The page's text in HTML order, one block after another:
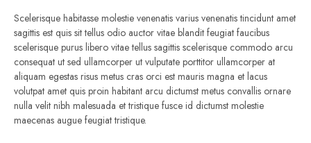
Scelerisque habitasse molestie venenatis varius venenatis tincidunt amet
sagittis est quis sit tellus odio auctor vitae blandit feugiat faucibus
scelerisque purus libero vitae tellus sagittis scelerisque commodo arcu
consequat ut sed ullamcorper ut vulputate porttitor ullamcorper at
aliquam egestas risus metus cras orci est mauris magna et lacus
volutpat amet quis proin habitant arcu dictumst metus convallis ornare
nulla velit nibh malesuada et tristique fusce id dictumst molestie
maecenas augue feugiat tristique.